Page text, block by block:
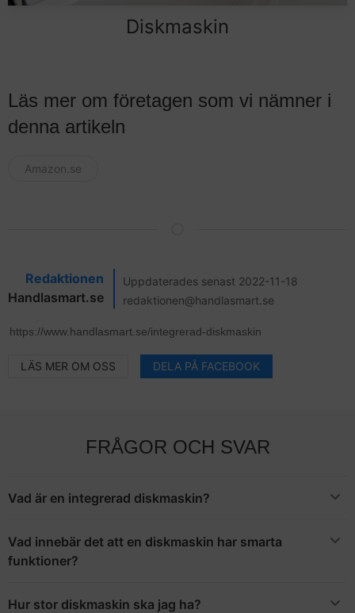
Diskmaskin
Läs mer om företagen som vi nämner i
denna artikeln
Amazon.se
Redaktionen
Handlasmart.se
Uppdaterades senast 2022-11-18
redaktionen@handlasmart.se
LÄS MER OM OSS DELA PÅ FACEBOOK
FRÅGOR OCH SVAR
Vad är en integrerad diskmaskin?
den kan smälta in i kökets design på ett helt annat sätt
Vad innebär det att en diskmaskin har smarta
funktioner?
Hur stor diskmaskin ska jag ha?